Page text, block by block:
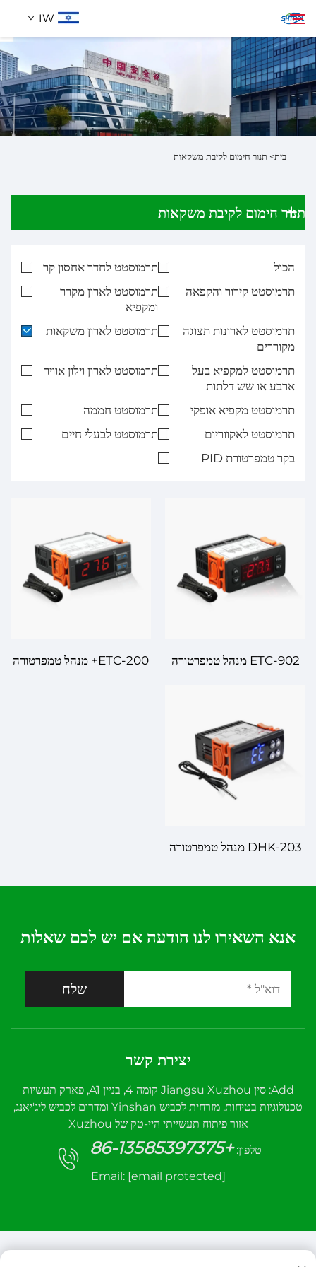
IW
אודותינו
מוצרים
חיפוש
בית> תנור חימום לקיבת משקאות
תנור חימום לקיבת משקאות
הכול
תרמוסטט לחדר אחסון קר
תרמוסטט קירור והקפאה
תרמוסטט לארון מקרר
ומקפיא
תרמוסטט לארונות תצוגה
מקוררים
תרמוסטט לארון משקאות
תרמוסטט למקפיא בעל
ארבע או שש דלתות
תרמוסטט לארון וילון אוויר
תרמוסטט מקפיא אופקי
תרמוסטט חממה
תרמוסטט לאקווריום
תרמוסטט לבעלי חיים
בקר טמפרטורת PID
ETC-902 מנהל טמפרטורה
ETC-200+ מנהל טמפרטורה
DHK-203 מנהל טמפרטורה
טמפרטורה
אנא השאירו לנו הודעה אם יש לכם שאלות
שלח
יצירת קשר
Add: סין Jiangsu Xuzhou קומה 4, בניין A1, פארק תעשיות
טכנולוגיות בטיחות, מזרחית לכביש Yinshan ומדרום לכביש ליג'יאנג,
אזור פיתוח תעשייתי היי-טק של Xuzhou
טלפון: +86-13585397375
Email: [email protected]